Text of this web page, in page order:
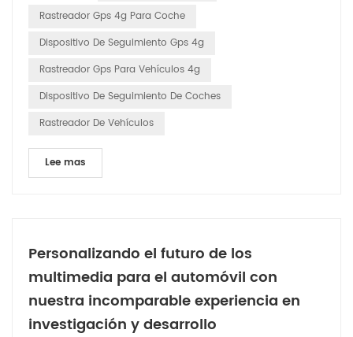
transmiten continuamente señales que incluyen su ubicación
Rastreador Gps 4g Para Coche
Dispositivo De Seguimiento Gps 4g
Rastreador Gps Para Vehículos 4g
Dispositivo De Seguimiento De Coches
Rastreador De Vehículos
Lee mas
Personalizando el futuro de los
multimedia para el automóvil con
nuestra incomparable experiencia en
investigación y desarrollo